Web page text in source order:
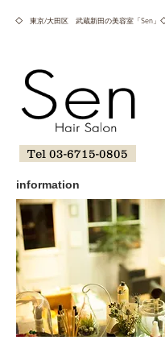
​◇ 東京/大田区 武蔵新田の美容室「Sen」
Tel 03-6715-0805
information